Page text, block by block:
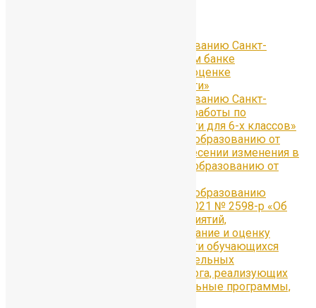
Письмо Комитета по образованию Санкт-
Петербурга «Об электронном банке
тренировочных заданий по оценке
функциональной грамотности»
Письмо Комитета по образованию Санкт-
Петербурга «О проведении работы по
функциональной грамотности для 6-х классов»
Распоряжение Комитета по образованию от
01.12.2021 № 31978-р «О внесении изменения в
распоряжение Комитета по образованию от
Распоряжение Комитета по образованию
Санкт-Петербурга от 15.09.2021 № 2598-р «Об
утверждении Плана мероприятий,
направленных на формирование и оценку
функциональной грамотности обучающихся
государственных образовательных
организаций Санкт-Петербурга, реализующих
основные общеобразовательные программы,